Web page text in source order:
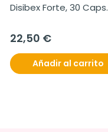
Disibex Forte, 30 Caps.
22,50 €
Añadir al carrito